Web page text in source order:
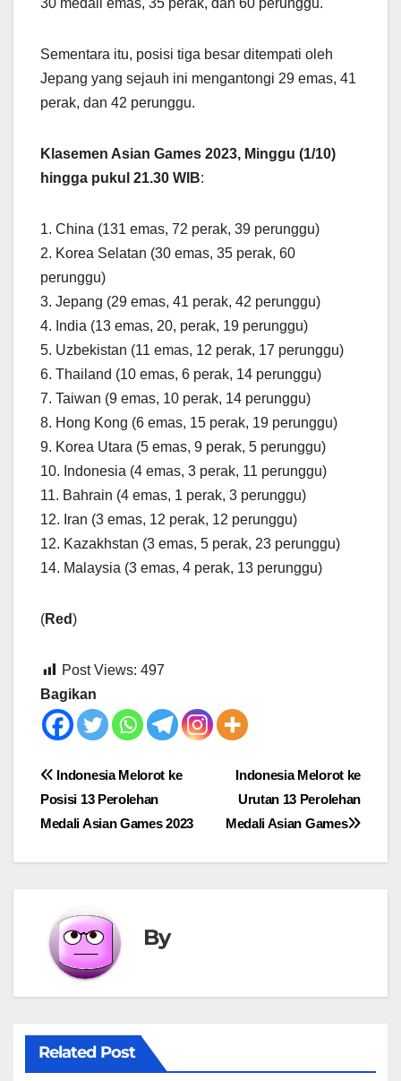
30 medali emas, 35 perak, dan 60 perunggu.
Sementara itu, posisi tiga besar ditempati oleh
Jepang yang sejauh ini mengantongi 29 emas, 41
perak, dan 42 perunggu.
Klasemen Asian Games 2023, Minggu (1/10)
hingga pukul 21.30 WIB:
1. China (131 emas, 72 perak, 39 perunggu)
2. Korea Selatan (30 emas, 35 perak, 60
perunggu)
3. Jepang (29 emas, 41 perak, 42 perunggu)
4. India (13 emas, 20, perak, 19 perunggu)
5. Uzbekistan (11 emas, 12 perak, 17 perunggu)
6. Thailand (10 emas, 6 perak, 14 perunggu)
7. Taiwan (9 emas, 10 perak, 14 perunggu)
8. Hong Kong (6 emas, 15 perak, 19 perunggu)
9. Korea Utara (5 emas, 9 perak, 5 perunggu)
10. Indonesia (4 emas, 3 perak, 11 perunggu)
11. Bahrain (4 emas, 1 perak, 3 perunggu)
12. Iran (3 emas, 12 perak, 12 perunggu)
12. Kazakhstan (3 emas, 5 perak, 23 perunggu)
14. Malaysia (3 emas, 4 perak, 13 perunggu)
(Red)
Post Views: 497
Bagikan
Post
navigation
Indonesia Melorot ke
Urutan 13 Perolehan
Medali Asian Games
Indonesia Melorot ke
Posisi 13 Perolehan
Medali Asian Games 2023
By
Related Post